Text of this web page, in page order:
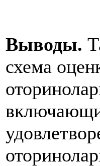
Выводы.
схема